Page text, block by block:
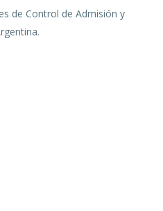
de Control de Admisión y